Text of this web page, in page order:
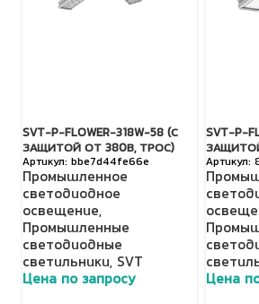
SVT-P-FLOWER-318W-58 (С
ЗАЩИТОЙ ОТ 380В, ТРОС)
bbe7d44fe66e
Промышленное
светодиодное
освещение,
Промышленные
светодиодные
светильники, SVT
Цена по запросу
SVT-P-
Цена